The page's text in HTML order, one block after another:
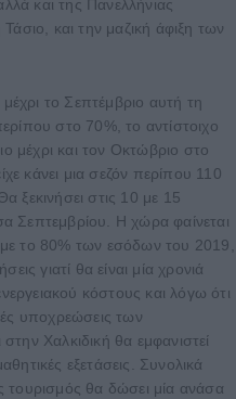
και της Πανελλήνιας
και την μαζική άφιξη των
το Σεπτέμβριο αυτή τη
στο 70%, το αντίστοιχο
μέχρι και τον Οκτώβριο στο
κάνει μια σεζόν περίπου 110
ξεκινήσει στις 10 με 15
Σεπτεμβρίου. Η χώρα φαίνεται
με το 80% των εσόδων του 2019,
γιατί θα είναι μία χρονιά
κόστους και λόγω ότι
υποχρεώσεις των
Χαλκιδική θα εμφανιστεί
εξετάσεις. Συνολικά
τουρισμός θα δώσει μία ανάσα